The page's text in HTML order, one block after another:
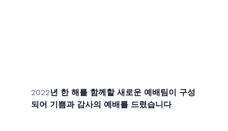
2022년 한 해를 함께할 새로운 예배팀이 구성
되어 기쁨과 감사의 예배를 드렸습니다.